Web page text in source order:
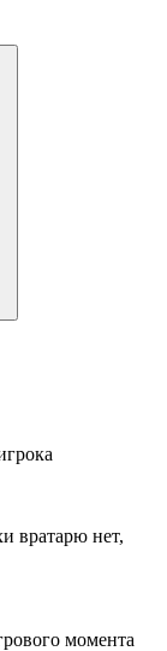
вратарю нет,
момента